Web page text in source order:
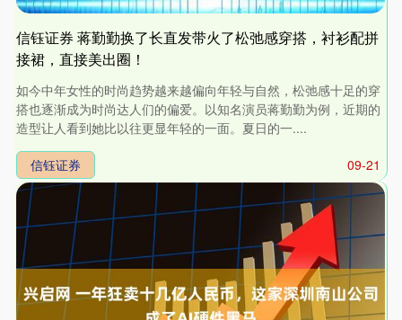
信钰证券 蒋勤勤换了长直发带火了松弛感穿搭，衬衫配拼
接裙，直接美出圈！
如今中年女性的时尚趋势越来越偏向年轻与自然，松弛感十足的穿
搭也逐渐成为时尚达人们的偏爱。以知名演员蒋勤勤为例，近期的
造型让人看到她比以往更显年轻的一面。夏日的一....
09-21
信钰证券